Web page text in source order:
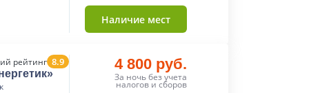
Наличие мест
рейтинг 8.9 4 800 руб.
За ночь без учета
налогов и сборов